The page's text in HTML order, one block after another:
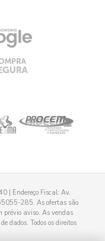
| Endereço Fiscal: Av.
285. As ofertas são
prévio aviso. As vendas
dados. Todos os direitos